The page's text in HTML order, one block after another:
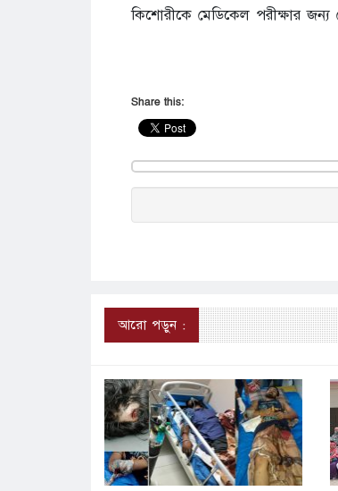
কিশোরীকে মেডিকেল পরীক্ষার জন্য
Share this:
আরো পড়ুন :